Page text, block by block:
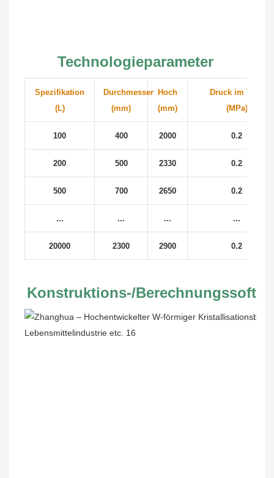
Technologieparameter
Spezifikation
(L)
Durchmesser
(mm)
Hoch
(mm)
Druck im Tank
(MPa)
100 400 2000 0.2
200 500 2330 0.2
500 700 2650 0.2
... ... ... ...
20000 2300 2900 0.2
Konstruktions-/